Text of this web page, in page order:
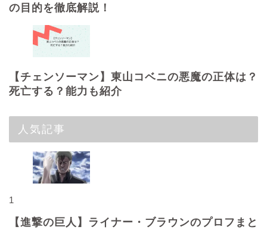
の目的を徹底解説！
【チェンソーマン】東山コベニの悪魔の正体は？
死亡する？能力も紹介
人気記事
1
【進撃の巨人】ライナー・ブラウンのプロフまと